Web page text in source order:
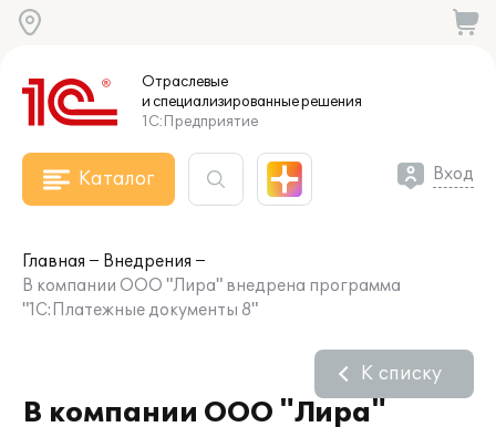
Отраслевые
и специализированныерешения
1С:Предприятие
Каталог Вход
Главная
Внедрения
В компании ООО "Лира" внедрена программа
"1С:Платежные документы 8"
В компании ООО "Лира"
К списку